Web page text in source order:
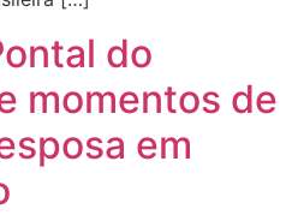
do
momentos de
em